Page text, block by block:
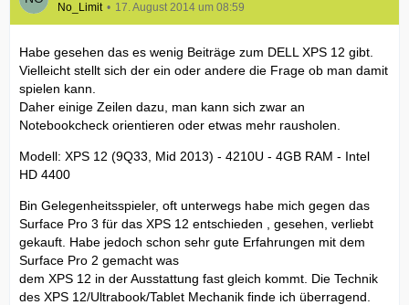
No_Limit 17. August 2014 um 08:59
Habe gesehen das es wenig Beiträge zum DELL XPS 12 gibt.
Vielleicht stellt sich der ein oder andere die Frage ob man damit
spielen kann.
Daher einige Zeilen dazu, man kann sich zwar an
Notebookcheck orientieren oder etwas mehr rausholen.
Modell: XPS 12 (9Q33, Mid 2013) - 4210U - 4GB RAM - Intel
HD 4400
Bin Gelegenheitsspieler, oft unterwegs habe mich gegen das
Surface Pro 3 für das XPS 12 entschieden , gesehen, verliebt
gekauft. Habe jedoch schon sehr gute Erfahrungen mit dem
Surface Pro 2 gemacht was
dem XPS 12 in der Ausstattung fast gleich kommt. Die Technik
des XPS 12/Ultrabook/Tablet Mechanik finde ich überragend.